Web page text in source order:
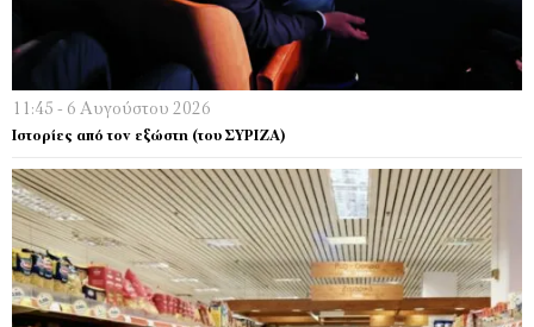
11:45 - 6 Αυγούστου 2026
Ιστορίες από τον εξώστη (του ΣΥΡΙΖΑ)